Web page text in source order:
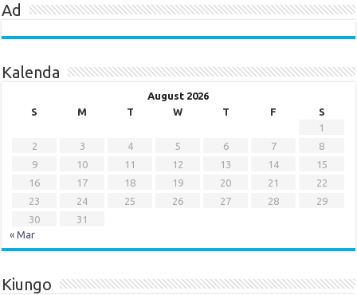
Ad
Kalenda
August 2026
S
M T W T F
S
1
2
3 4 5 6 7
8
9
10 11 12 13 14
15
16
17 18 19 20 21
22
23
24 25 26 27 28
29
30
31
« Mar
Kiungo